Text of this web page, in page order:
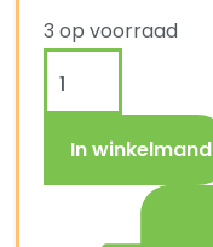
3 op voorraad
In winkelmand